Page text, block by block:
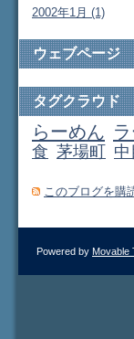
2002年1月 (1)
ウェブページ
タグクラウド
らーめん
食 茅場町
このブログを購
Powered by Movable